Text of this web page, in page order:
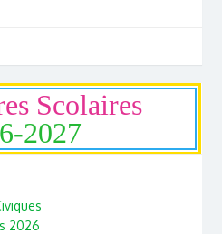
Scolaires
2027
2026